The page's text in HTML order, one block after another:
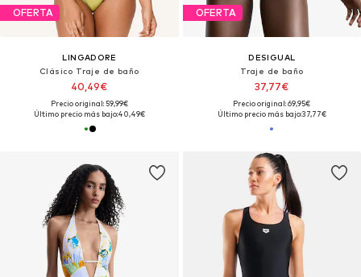
OFERTA
LINGADORE
Clásico Traje de baño
40,49€
Precio original: 59,99€
Último precio más bajo:40,49€
OFERTA
DESIGUAL
Traje de baño
37,77€
Precio original: 69,95€
Último precio más bajo:37,77€